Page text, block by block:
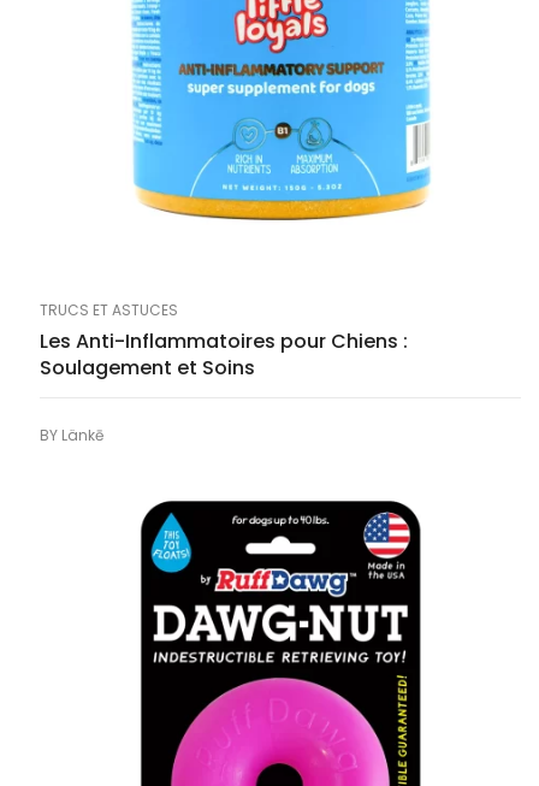
TRUCS ET ASTUCES
Les Anti-Inflammatoires pour Chiens :
Soulagement et Soins
BY Länkē